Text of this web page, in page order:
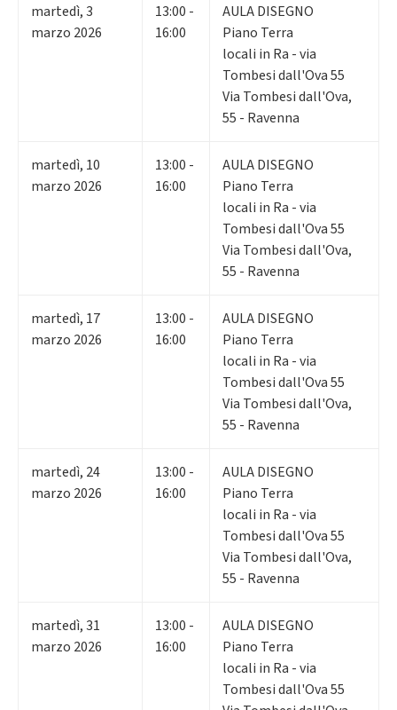
martedì,3
marzo 2026
13:00 -
16:00
AULA DISEGNO
Piano Terra
locali in Ra - via
Tombesi dall'Ova 55
Via Tombesi dall'Ova,
55 - Ravenna
martedì, 10
marzo 2026
13:00 -
16:00
AULA DISEGNO
Piano Terra
locali in Ra - via
Tombesi dall'Ova 55
Via Tombesi dall'Ova,
55 - Ravenna
martedì, 17
marzo 2026
13:00 -
16:00
AULA DISEGNO
Piano Terra
locali in Ra - via
Tombesi dall'Ova 55
Via Tombesi dall'Ova,
55 - Ravenna
martedì, 24
marzo 2026
13:00 -
16:00
AULA DISEGNO
Piano Terra
locali in Ra - via
Tombesi dall'Ova 55
Via Tombesi dall'Ova,
55 - Ravenna
martedì,31
marzo 2026
13:00 -
16:00
AULA DISEGNO
Piano Terra
locali in Ra - via
Tombesi dall'Ova 55